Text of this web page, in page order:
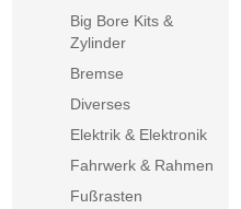
Big Bore Kits &
Zylinder
Bremse
Diverses
Elektrik & Elektronik
Fahrwerk & Rahmen
Fußrasten